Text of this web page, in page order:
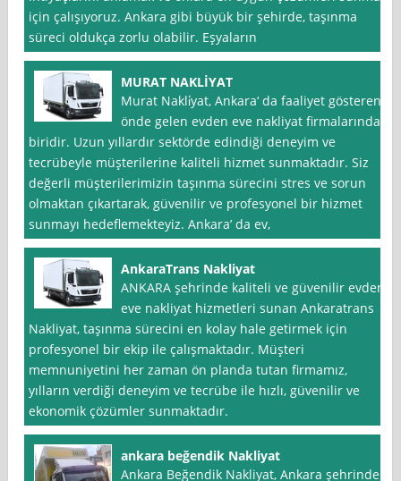
için çalışıyoruz. Ankara gibi büyük bir şehirde, taşınma
süreci oldukça zorlu olabilir. Eşyaların
MURAT NAKLİYAT
Murat Nakli̇yat, Ankara‘ da faaliyet gösteren
önde gelen evden eve nakliyat firmalarından
biridir. Uzun yıllardır sektörde edindiği deneyim ve
tecrübeyle müşterilerine kaliteli hizmet sunmaktadır. Siz
değerli müşterilerimizin taşınma sürecini stres ve sorun
olmaktan çıkartarak, güvenilir ve profesyonel bir hizmet
sunmayı hedeflemekteyiz. Ankara’ da ev,
AnkaraTrans Nakliyat
ANKARA şehrinde kaliteli ve güvenilir evden
eve nakliyat hizmetleri sunan Ankaratrans
Nakliyat, taşınma sürecini en kolay hale getirmek için
profesyonel bir ekip ile çalışmaktadır. Müşteri
memnuniyetini her zaman ön planda tutan firmamız,
yılların verdiği deneyim ve tecrübe ile hızlı, güvenilir ve
ekonomik çözümler sunmaktadır.
ankara beğendik Nakliyat
Ankara Beğendik Nakliyat, Ankara şehrinde